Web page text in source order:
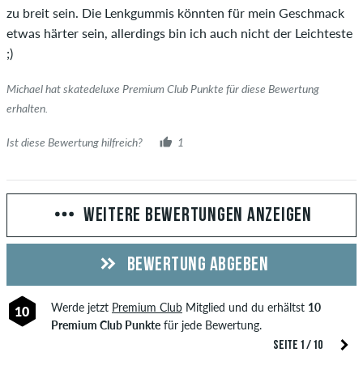
zu breit sein. Die Lenkgummis könnten für mein Geschmack
etwas härter sein, allerdings bin ich auch nicht der Leichteste
;)
Michael hat skatedeluxe Premium Club Punkte für diese Bewertung
erhalten.
Ist diese Bewertung hilfreich? 1
SEITE 1 / 10
WEITERE BEWERTUNGEN ANZEIGEN
BEWERTUNG ABGEBEN
10 Werde jetzt Premium ClubMitglied und du erhältst 10
Premium Club Punktefür jede Bewertung.